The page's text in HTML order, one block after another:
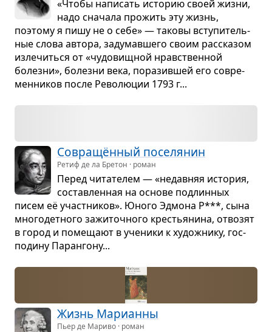
«Чтобы напи­сать исто­рию своей жизни,
надо сна­чала про­жить эту жизнь,
поэтому я пишу не о себе» — таковы всту­пи­тель­
ные слова автора, заду­мав­шего своим рас­ска­зом
изле­читься от «чудо­вищ­ной нрав­ствен­ной
болезни», болезни века, пора­зив­шей его совре­
мен­ни­ков после Рево­лю­ции 1793 г...
Совра­щён­ный посе­ля­нин
Ретиф де ла Бретон · роман
Перед чита­те­лем — «недав­няя исто­рия,
состав­лен­ная на основе под­лин­ных
писем её участ­ни­ков». Юного Эдмона Р***, сына
мно­го­дет­ного зажи­точ­ного кре­стья­нина, отво­зят
в город и поме­щают в уче­ники к худож­нику, гос­
по­дину Паран­гону...
Жизнь Мари­анны
Пьер де Мариво · роман